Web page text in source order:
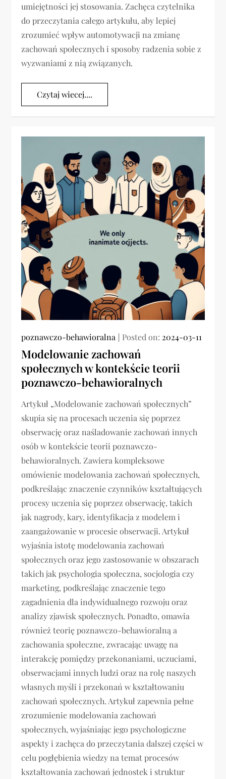
umiejętności jej stosowania. Zachęca czytelnika
do przeczytania całego artykułu, aby lepiej
zrozumieć wpływ automotywacji na zmianę
zachowań społecznych i sposoby radzenia sobie z
wyzwaniami z nią związanych.
Czytaj wiecej....
poznawczo-behawioralna Posted on: 2024-03-11
Modelowanie zachowań
społecznych w kontekście teorii
poznawczo-behawioralnych
Artykuł „Modelowanie zachowań społecznych”
skupia się na procesach uczenia się poprzez
obserwację oraz naśladowanie zachowań innych
osób w kontekście teorii poznawczo-
behawioralnych. Zawiera kompleksowe
omówienie modelowania zachowań społecznych,
podkreślając znaczenie czynników kształtujących
procesy uczenia się poprzez obserwację, takich
jak nagrody, kary, identyfikacja z modelem i
zaangażowanie w procesie obserwacji. Artykuł
wyjaśnia istotę modelowania zachowań
społecznych oraz jego zastosowanie w obszarach
takich jak psychologia społeczna, socjologia czy
marketing, podkreślając znaczenie tego
zagadnienia dla indywidualnego rozwoju oraz
analizy zjawisk społecznych. Ponadto, omawia
również teorię poznawczo-behawioralną a
zachowania społeczne, zwracając uwagę na
interakcję pomiędzy przekonaniami, uczuciami,
obserwacjami innych ludzi oraz na rolę naszych
własnych myśli i przekonań w kształtowaniu
zachowań społecznych. Artykuł zapewnia pełne
zrozumienie modelowania zachowań
społecznych, wyjaśniając jego psychologiczne
aspekty i zachęca do przeczytania dalszej części w
celu pogłębienia wiedzy na temat procesów
kształtowania zachowań jednostek i struktur